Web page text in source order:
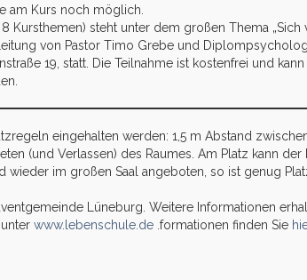
am Kurs noch möglich.
Kursthemen) steht unter dem großen Thema „Sich
von Pastor Timo Grebe und
19, statt. Die Teilnahme ist kostenfrei und
eingehalten werden: 1,5 m Abstand
(und Verlassen) des Raumes. Am Platz kann der
wieder im großen Saal angeboten, so ist genug
Lüneburg. Weitere Informationen
www.lebenschule.de .formationen finden Sie